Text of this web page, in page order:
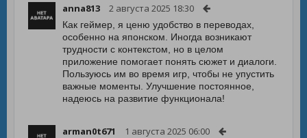
anna813 2 августа 2025 18:30
Как геймер, я ценю удобство в переводах,
особенно на японском. Иногда возникают
трудности с контекстом, но в целом
приложение помогает понять сюжет и диалоги.
Пользуюсь им во время игр, чтобы не упустить
важные моменты. Улучшение постоянное,
надеюсь на развитие функционала!
arman0t671 1 августа 2025 06:00